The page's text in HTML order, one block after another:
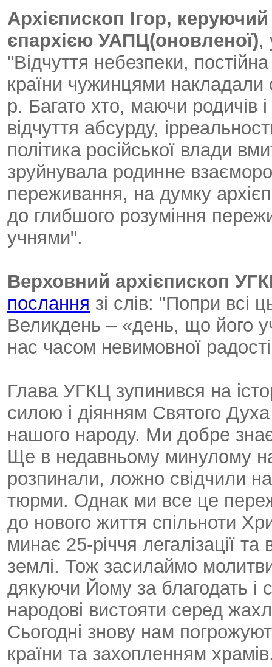
Архієпископ Ігор,
єпархією УАПЦ(оновленої),
"Відчуття небезпеки, постійна
країни чужинцями накладали
р. Багато хто, маючи родичів
відчуття абсурду,
політика російської влади
зруйнувала родинне
переживання, на думку
до глибшого розуміння
учнями".
Верховний архієпископ
послання зі слів: "Попри всі
Великдень – «день, що його
нас часом невимовної
Глава УГКЦ зупинився на
силою і діянням Святого Духа
нашого народу. Ми добре
Ще в недавньому минулому
розпинали, ложно свідчили
тюрми. Однак ми все це
до нового життя спільноти
минає 25-річчя легалізації
землі. Тож засилаймо
дякуючи Йому за благодать
народові вистояти серед
Сьогодні знову нам
країни та захопленням